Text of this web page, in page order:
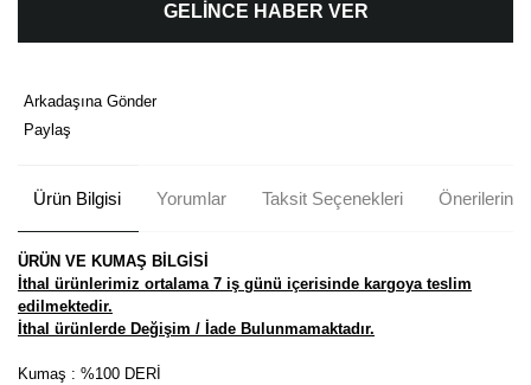
GELİNCE HABER VER
Arkadaşına Gönder
Paylaş
Ürün Bilgisi Yorumlar Taksit Seçenekleri Önerileriniz
ÜRÜN VE KUMAŞ BİLGİSİ
İthal ürünlerimiz ortalama 7 iş günü içerisinde kargoya teslim
edilmektedir.
İthal ürünlerde Değişim / İade Bulunmamaktadır.
Kumaş : %100 DERİ